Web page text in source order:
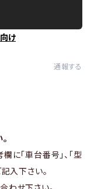
け
通報する
に「車台番号」、「型
入下さい。